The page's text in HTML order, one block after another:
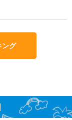
ング